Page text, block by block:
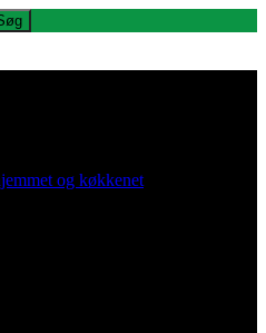
og køkkenet